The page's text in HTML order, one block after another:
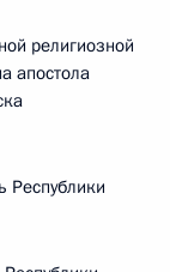
религиозной
апостола
Республики